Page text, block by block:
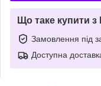
Що таке купити
Замовлення під
Доступна